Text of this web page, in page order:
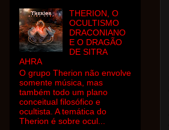
THERION, O
OCULTISMO
DRACONIANO
E O DRAGÃO
DE SITRA
AHRA
O grupo Therion não envolve
somente música, mas
também todo um plano
conceitual filosófico e
ocultista. A temática do
Therion é sobre ocul...